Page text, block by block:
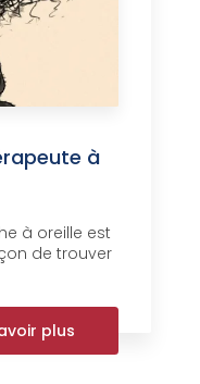
à
à oreille est
de trouver
plus